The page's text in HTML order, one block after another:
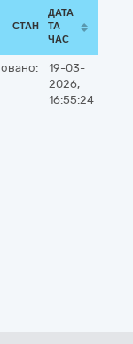
СТАН
ДАТА
ТА
ЧАС
19-03-
2026,
16:55:24